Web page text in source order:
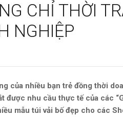
CHỈ THỜI
NGHIỆP
của nhiều bạn trẻ đồng thời
nhu cầu thực tế của các
mẫu túi vải bố đẹp cho các